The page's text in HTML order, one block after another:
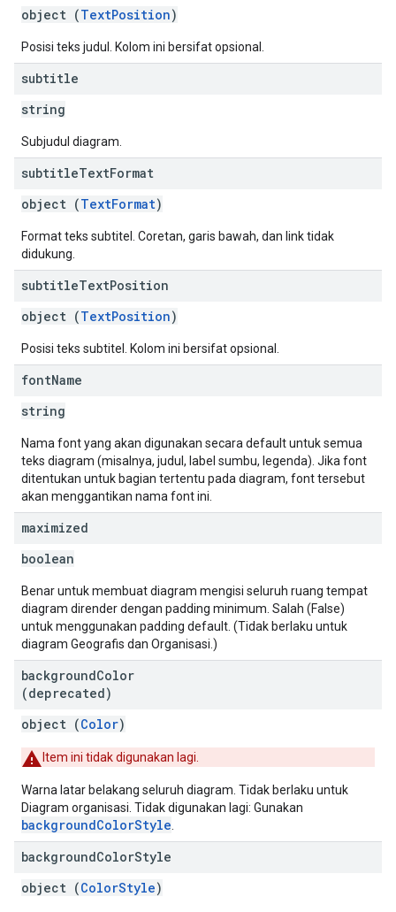
object (TextPosition)
Posisi teks judul. Kolom ini bersifat opsional.
subtitle
string
Subjudul diagram.
subtitleTextFormat
object (TextFormat)
Format teks subtitel. Coretan, garis bawah, dan link tidak
didukung.
subtitleTextPosition
object (TextPosition)
Posisi teks subtitel. Kolom ini bersifat opsional.
fontName
string
Nama font yang akan digunakan secara default untuk semua
teks diagram (misalnya, judul, label sumbu, legenda). Jika font
ditentukan untuk bagian tertentu pada diagram, font tersebut
akan menggantikan nama font ini.
maximized
boolean
Benar untuk membuat diagram mengisi seluruh ruang tempat
diagram dirender dengan padding minimum. Salah (False)
untuk menggunakan padding default. (Tidak berlaku untuk
diagram Geografis dan Organisasi.)
backgroundColor
(deprecated)
object (Color)
Item ini tidak digunakan lagi.
Warna latar belakang seluruh diagram. Tidak berlaku untuk
Diagram organisasi. Tidak digunakan lagi: Gunakan
backgroundColorStyle
backgroundColorStyle
object (ColorStyle)